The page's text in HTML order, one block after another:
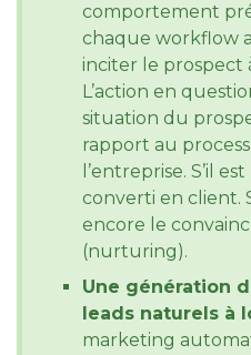
comportement
chaque workflow
inciter le prospect
L’action en
situation du
rapport au
l’entreprise. S’il
converti en client.
encore le
(nurturing).
Une génération
leads naturels à
marketing